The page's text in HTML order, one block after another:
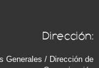
Dirección:
Generales / Dirección de